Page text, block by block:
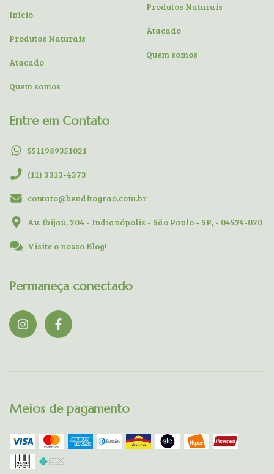
Início
Produtos Naturais
Atacado
Quem somos
Produtos Naturais
Atacado
Quem somos
Entre em Contato
5511989351021
(11) 3313-4373
contato@benditograo.com.br
Av. Ibijaú, 204 - Indianópolis - São Paulo - SP, - 04524-020
Visite o nosso Blog!
Permaneça conectado
Meios de pagamento